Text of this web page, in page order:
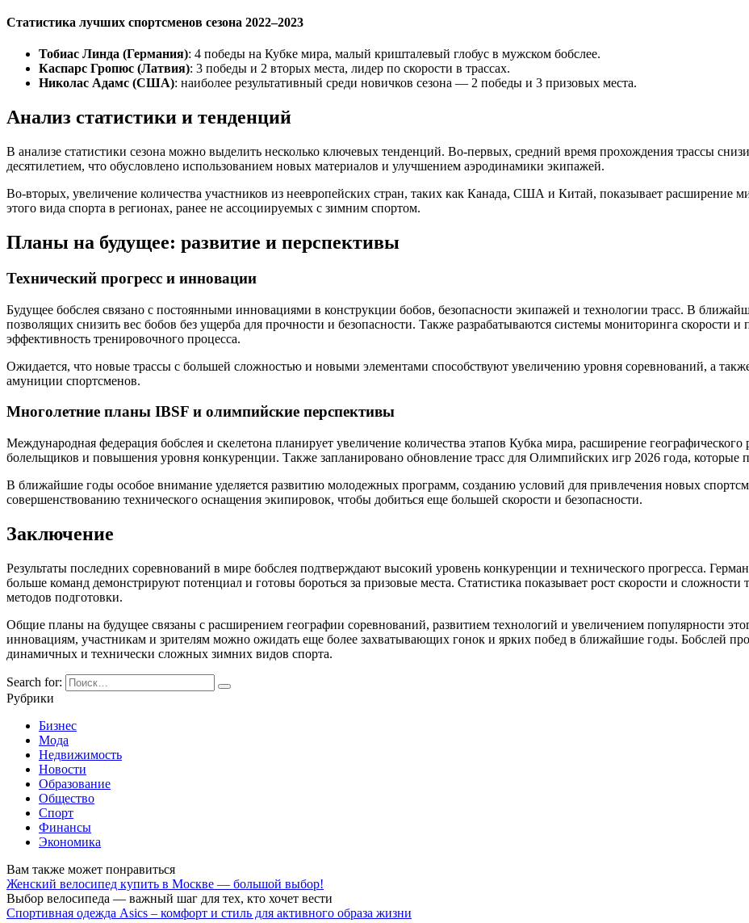
Статистика лучших спортсменов сезона 2022–2023
Тобиас Линда (Германия): 4 победы на Кубке мира, малый кришталевый глобус в мужском бобслее.
Каспарс Гропюс (Латвия): 3 победы и 2 вторых места, лидер по скорости в трассах.
Николас Адамс (США): наиболее результативный среди новичков сезона — 2 победы и 3 призовых места.
Анализ статистики и тенденций
В анализе статистики сезона можно выделить несколько ключевых тенденций. Во-первых, средний время прохождения трассы
десятилетием, что обусловлено использованием новых материалов и улучшением аэродинамики экипажей.
Во-вторых, увеличение количества участников из неевропейских стран, таких как Канада, США и Китай, показывает расширение
этого вида спорта в регионах, ранее не ассоциируемых с зимним спортом.
Планы на будущее: развитие и перспективы
Технический прогресс и инновации
Будущее бобслея связано с постоянными инновациями в конструкции бобов, безопасности экипажей и технологии трасс. В
позволящих снизить вес бобов без ущерба для прочности и безопасности. Также разрабатываются системы мониторинга скорости
эффективность тренировочного процесса.
Ожидается, что новые трассы с большей сложностью и новыми элементами способствуют увеличению уровня соревнований, а
амуниции спортсменов.
Многолетние планы IBSF и олимпийские перспективы
Международная федерация бобслея и скелетона планирует увеличение количества этапов Кубка мира, расширение
болельщиков и повышения уровня конкуренции. Также запланировано обновление трасс для Олимпийских игр 2026 года,
В ближайшие годы особое внимание уделяется развитию молодежных программ, созданию условий для привлечения новых
совершенствованию технического оснащения экипировок, чтобы добиться еще большей скорости и безопасности.
Заключение
Результаты последних соревнований в мире бобслея подтверждают высокий уровень конкуренции и технического прогресса.
больше команд демонстрируют потенциал и готовы бороться за призовые места. Статистика показывает рост скорости и
методов подготовки.
Общие планы на будущее связаны с расширением географии соревнований, развитием технологий и увеличением популярности
инновациям, участникам и зрителям можно ожидать еще более захватывающих гонок и ярких побед в ближайшие годы. Бобслей
динамичных и технически сложных зимних видов спорта.
Search for:
Рубрики
Бизнес
Мода
Недвижимость
Новости
Образование
Общество
Спорт
Финансы
Экономика
Вам также может понравиться
Женский велосипед купить в Москве — большой выбор!
Выбор велосипеда — важный шаг для тех, кто хочет вести
Спортивная одежда Asics – комфорт и стиль для активного образа жизни